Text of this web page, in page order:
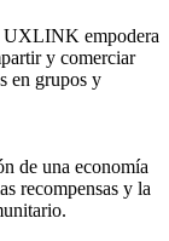
UXLINK empodera
y comerciar
en grupos y
de una economía
recompensas y la